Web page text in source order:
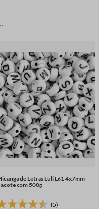
de Letras Luli L61 4x7mm
com 500g
(5)